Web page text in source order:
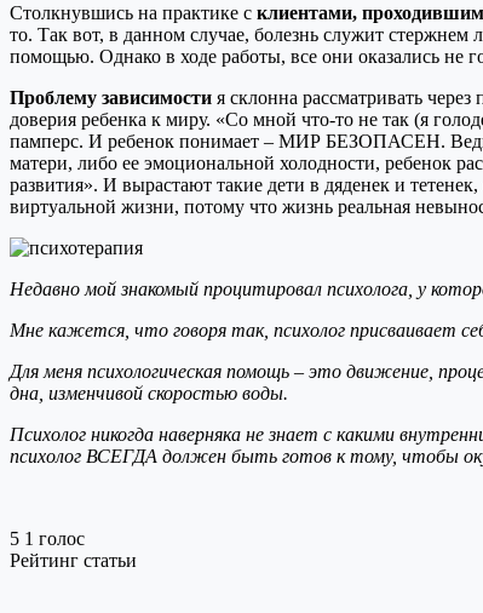
Столкнувшись на практике с клиентами,
то. Так вот, в данном случае, болезнь служит стержнем
помощью. Однако в ходе работы, все они оказались не
Проблему зависимости я склонна рассматривать
доверия ребенка к миру. «Со мной что-то не так (я
памперс. И ребенок понимает – МИР БЕЗОПАСЕН. Ведь
матери, либо ее эмоциональной холодности, ребенок
развития». И вырастают такие дети в дяденек и
виртуальной жизни, потому что жизнь реальная
Недавно мой знакомый процитировал психолога, у
Мне кажется, что говоря так, психолог присваивает
Для меня психологическая помощь – это движение,
дна, изменчивой скоростью воды.
Психолог никогда наверняка не знает с какими
психолог ВСЕГДА должен быть готов к тому, чтобы
5 1 голос
Рейтинг статьи